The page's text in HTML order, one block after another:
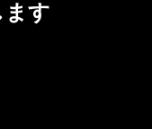
す